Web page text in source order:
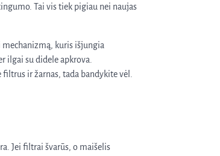
Tai vis tiek pigiau nei naujas
kuris išjungia
ilgai su didele apkrova.
ir žarnas, tada bandykite vėl.
Jei filtrai švarūs, o maišelis